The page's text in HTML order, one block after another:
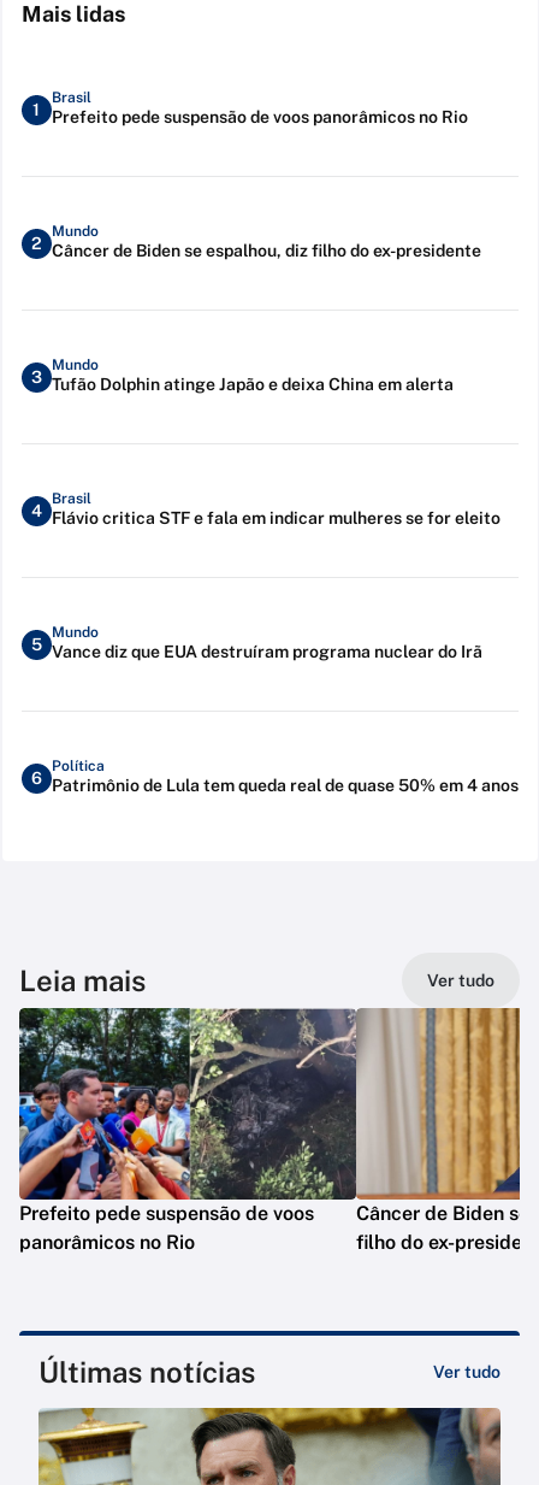
Mais lidas
1
Brasil
Prefeito pede suspensão de voos panorâmicos no Rio
2
Mundo
Câncer de Biden se espalhou, diz filho do ex-presidente
3
Mundo
Tufão Dolphin atinge Japão e deixa China em alerta
4
Brasil
Flávio critica STF e fala em indicar mulheres se for eleito
5
Mundo
Vance diz que EUA destruíram programa nuclear do Irã
6
Política
Patrimônio de Lula tem queda real de quase 50% em 4 anos
Leia mais Ver tudo
Prefeito pede suspensão de voos
panorâmicos no Rio
Câncer de Biden se
filho do ex-
Últimas notícias Ver tudo